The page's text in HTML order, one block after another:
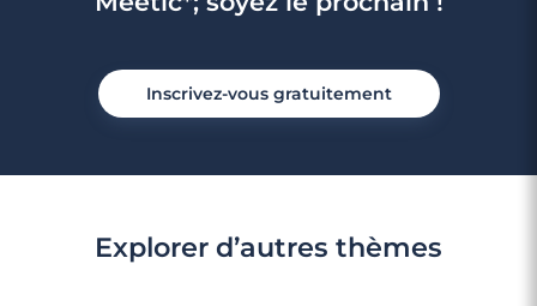
Inscrivez-vous gratuitement
Explorer d’autres thèmes